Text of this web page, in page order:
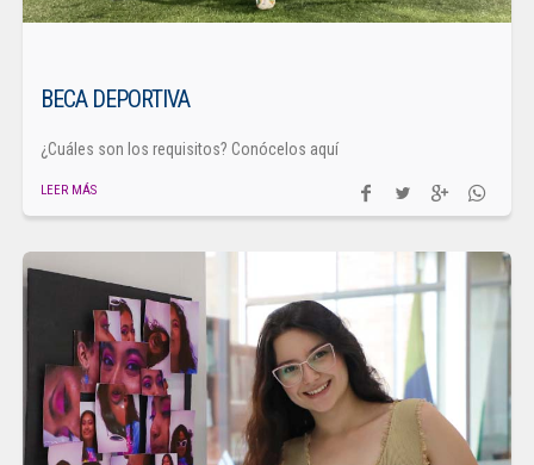
BECA DEPORTIVA
¿Cuáles son los requisitos? Conócelos aquí
LEER MÁS